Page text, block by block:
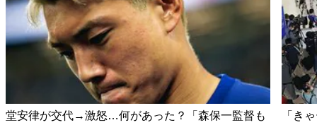
堂安律が交代→激怒…何があった？「森保一監督も
「き